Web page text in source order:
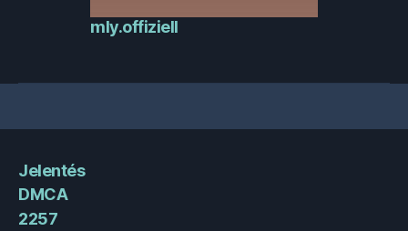
mly.offiziell
Jelentés
DMCA
2257